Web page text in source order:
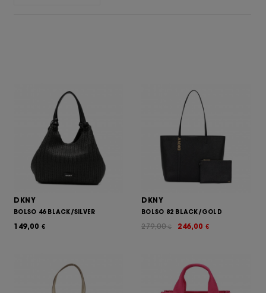
DKNY
BOLSO 46 BLACK/SILVER
149,00 €
DKNY
BOLSO 82 BLACK/GOLD
246,00 €
279,00€